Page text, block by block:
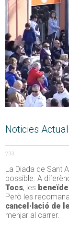
Noticies
233
La Diada de Sant
possible. A
Tocs, les
Però les
cancel·lació de
menjar al carrer.